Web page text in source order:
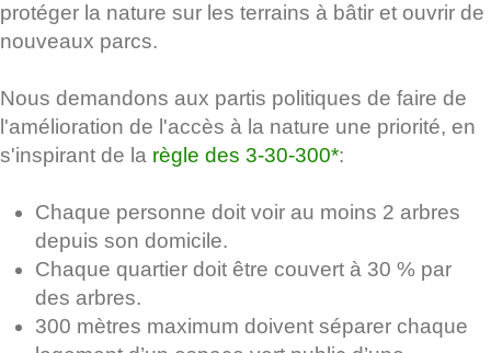
protéger la nature sur les terrains à bâtir et ouvrir de
nouveaux parcs.
Nous demandons aux partis politiques de faire de
l'amélioration de l'accès à la nature une priorité, en
s'inspirant de la règle des 3-30-300*:
Chaque personne doit voir au moins 2 arbres
depuis son domicile.
Chaque quartier doit être couvert à 30 % par
des arbres.
300 mètres maximum doivent séparer chaque